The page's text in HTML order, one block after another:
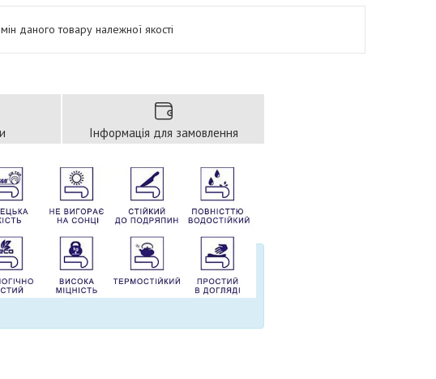
даного товару належної якості
Інформація для замовлення